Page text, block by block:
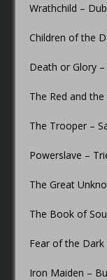
Wrathchild –
Children of the
Death or Glory
The Red and
The Trooper –
Powerslave –
The Great
The Book of
Fear of the
Iron Maiden –